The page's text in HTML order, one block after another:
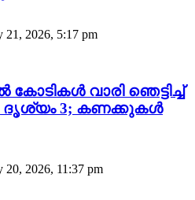
21, 2026, 5:17 pm
വാരി ഞെട്ടിച്ച്
ദൃശ്യം 3; കണക്കുകൾ
20, 2026, 11:37 pm